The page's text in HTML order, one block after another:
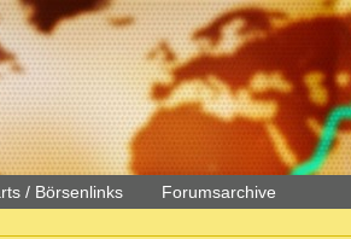
/ Börsenlinks Forumsarchive